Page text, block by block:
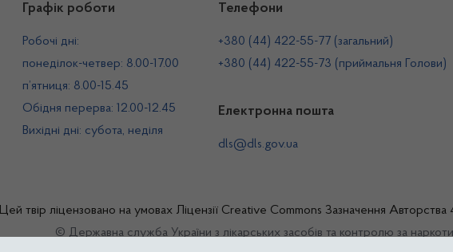
Графік роботи
Робочі дні:
понеділок-четвер: 8.00-17.00
п’ятниця: 8.00-15.45
Обідня перерва: 12.00-12.45
Вихідні дні: субота, неділя
Телефони
+380 (44) 422-55-77 (загальний)
+380 (44) 422-55-73 (приймальня Голови)
Електронна пошта
dls@dls.gov.ua
Цей твір ліцензовано на умовах Ліцензії Creative Commons Зазначення
© Державна служба України з лікарських засобів та контролю за